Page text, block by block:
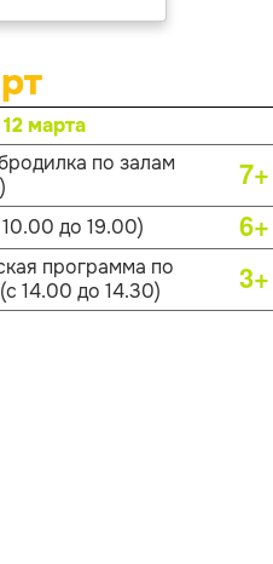
12 марта
по залам
7+
до 19.00) 6+
программа по
14.00 до 14.30)
3+